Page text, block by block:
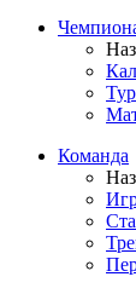
Команда